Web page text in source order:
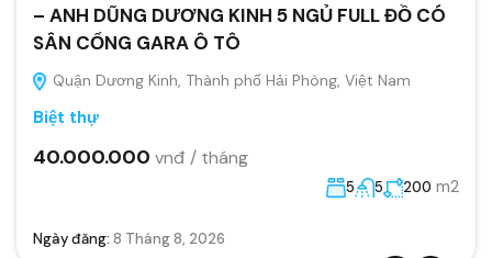
– ANH DŨNG DƯƠNG KINH 5 NGỦ FULL ĐỒ CÓ
SÂN CỔNG GARA Ô TÔ
Quận Dương Kinh, Thành phố Hải Phòng, Việt Nam
Biệt thự
40.000.000 vnđ / tháng
5 5 200 m2
Ngày đăng: 8 Tháng 8, 2026